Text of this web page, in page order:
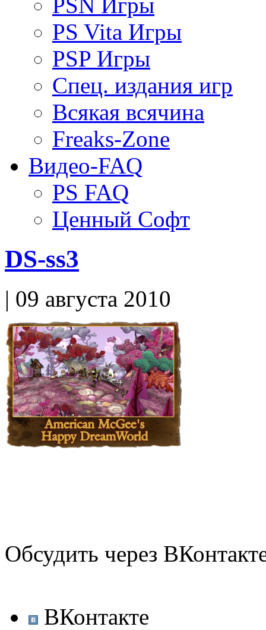
PS Vita Игры
PSP Игры
Спец. издания игр
Всякая всячина
Freaks-Zone
Видео-FAQ
PS FAQ
Ценный Софт
DS-ss3
| 09 августа 2010
Обсудить через
ВКонтакте